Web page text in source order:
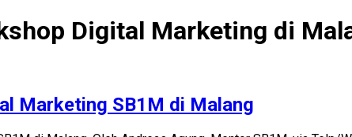
Digital Marketing di
Marketing SB1M di Malang